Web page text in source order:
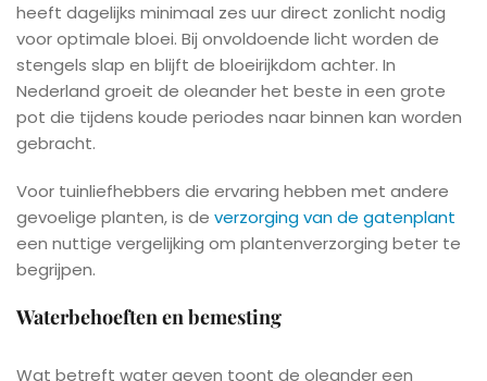
heeft dagelijks minimaal zes uur direct zonlicht nodig
voor optimale bloei. Bij onvoldoende licht worden de
stengels slap en blijft de bloeirijkdom achter. In
Nederland groeit de oleander het beste in een grote
pot die tijdens koude periodes naar binnen kan worden
gebracht.
Voor tuinliefhebbers die ervaring hebben met andere
gevoelige planten, is de verzorging van de gatenplant
een nuttige vergelijking om plantenverzorging beter te
begrijpen.
Waterbehoeften en bemesting
Wat betreft water geven toont de oleander een